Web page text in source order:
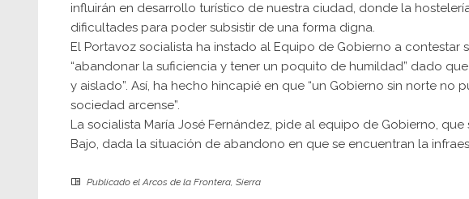
influirán en desarrollo turístico de nuestra ciudad, donde la
dificultades para poder subsistir de una forma digna.
El Portavoz socialista ha instado al Equipo de Gobierno a contestar
“abandonar la suficiencia y tener un poquito de humildad” dado
y aislado”. Así, ha hecho hincapié en que “un Gobierno sin norte no
sociedad arcense”.
La socialista María José Fernández, pide al equipo de Gobierno,
Bajo, dada la situación de abandono en que se encuentran la
Publicado elArcos de la Frontera, Sierra